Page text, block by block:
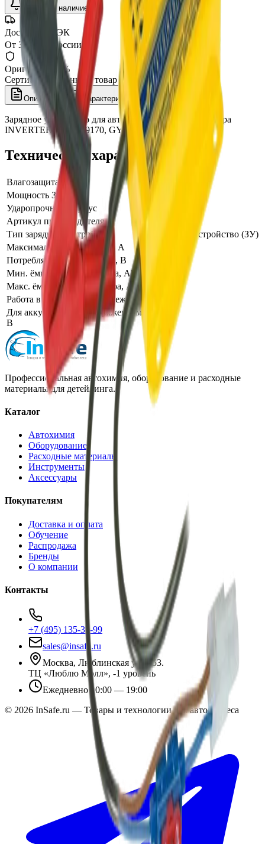
Уточнить наличие
Доставка СДЭК
От 350₽ по России
Оригинал 100%
Сертифицированный товар
Описание Характеристики
Зарядное устройство для автомобильного аккумулятора
INVERTER 5HF, 029170, GYS
Технические характеристики
Влагозащита
Мощность ЗУ, Вт
Ударопрочный корпус
Артикул производителя
Тип зарядного устройства
Зарядное устройство (ЗУ)
Максимальный ток заряда, А
Потребляемое напряжение, В
Мин. ёмкость аккумулятора, Ah
Макс. ёмкость аккумулятора, Ah
Работа в автоматическом режиме
Для аккумуляторов напряжением,
В
Профессиональная автохимия, оборудование и расходные
материалы для детейлинга.
Каталог
Автохимия
Оборудование
Расходные материалы
Инструменты
Аксессуары
Покупателям
Доставка и оплата
Обучение
Распродажа
Бренды
О компании
Контакты
+7 (495) 135-35-99
sales@insafe.ru
Москва, Люблинская ул., 153.
ТЦ «Люблю Молл», -1 уровень
Ежедневно 10:00 — 19:00
© 2026 InSafe.ru — Товары и технологии для автобизнеса